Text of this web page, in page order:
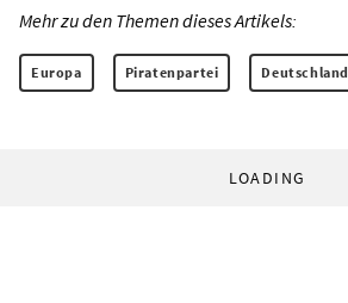
Mehr zu den Themen dieses Artikels:
Europa Piratenpartei Deutschland
LOADING